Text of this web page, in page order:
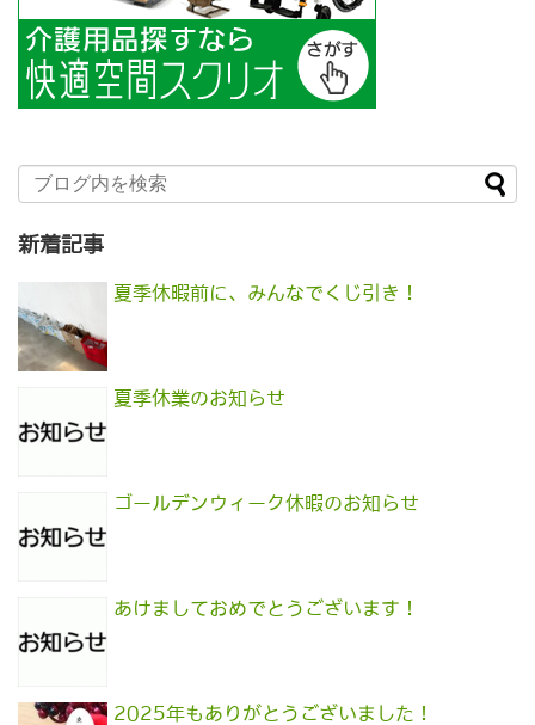
新着記事
夏季休暇前に、みんなでくじ引き！
夏季休業のお知らせ
ゴールデンウィーク休暇のお知らせ
あけましておめでとうございます！
2025年もありがとうございました！